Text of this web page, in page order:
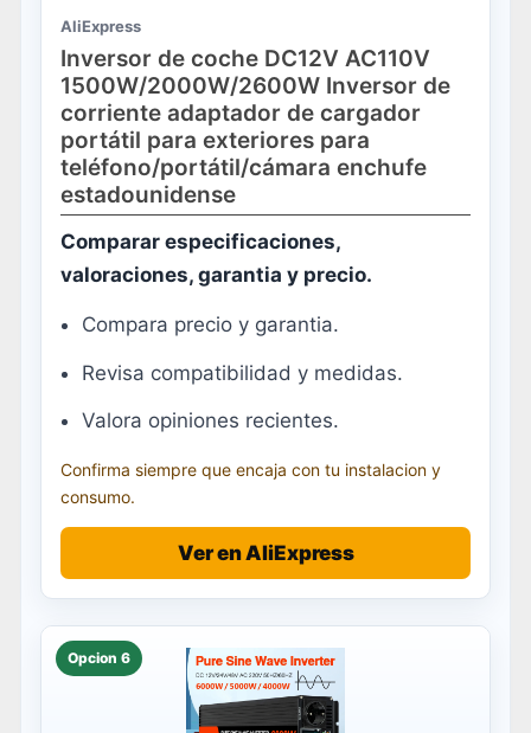
AliExpress
Inversor de coche DC12V AC110V
1500W/2000W/2600W Inversor de
corriente adaptador de cargador
portátil para exteriores para
teléfono/portátil/cámara enchufe
estadounidense
Comparar especificaciones,
valoraciones, garantia y precio.
Compara precio y garantia.
Revisa compatibilidad y medidas.
Valora opiniones recientes.
Confirma siempre que encaja con tu instalacion y
consumo.
Ver en AliExpress
Opcion 6